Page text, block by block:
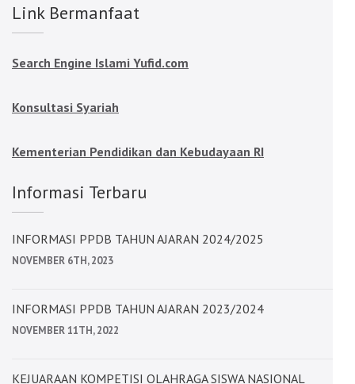
Link Bermanfaat
Search Engine Islami Yufid.com
Konsultasi Syariah
Kementerian Pendidikan dan Kebudayaan RI
Informasi Terbaru
INFORMASI PPDB TAHUN AJARAN 2024/2025
NOVEMBER 6TH, 2023
INFORMASI PPDB TAHUN AJARAN 2023/2024
NOVEMBER 11TH, 2022
KEJUARAAN KOMPETISI OLAHRAGA SISWA NASIONAL